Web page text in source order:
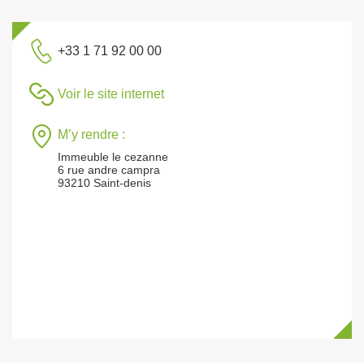
+33 1 71 92 00 00
Voir le site internet
M’y rendre :
Immeuble le cezanne
6 rue andre campra
93210 Saint-denis